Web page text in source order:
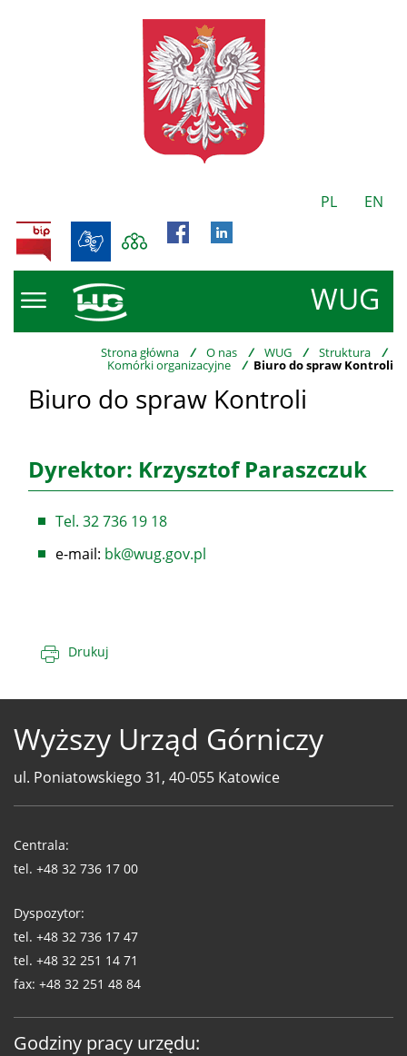
PL EN
WUG
BIP
Strona główna / O nas / WUG / Struktura /
Komórki organizacyjne / Biuro do spraw Kontroli
Biuro do spraw Kontroli
Dyrektor: Krzysztof Paraszczuk
Tel. 32 736 19 18
e-mail: bk@wug.gov.pl
Drukuj
Wyższy Urząd Górniczy
ul. Poniatowskiego 31, 40-055 Katowice
WUG
Centrala:
tel. +48 32 736 17 00
Dyspozytor:
tel. +48 32 736 17 47
tel. +48 32 251 14 71
fax: +48 32 251 48 84
Godziny pracy urzędu: